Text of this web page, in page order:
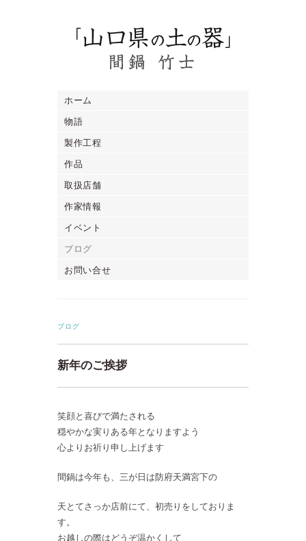
ホーム
物語
製作工程
作品
取扱店舗
作家情報
イベント
ブログ
お問い合せ
ブログ
新年のご挨拶
笑顔と喜びで満たされる
穏やかな実りある年となりますよう
心よりお祈り申し上げます
間鍋は今年も、三が日は防府天満宮下の
天とてさっか店前にて、初売りをしておりま
す。
お越しの際はどうぞ温かくして